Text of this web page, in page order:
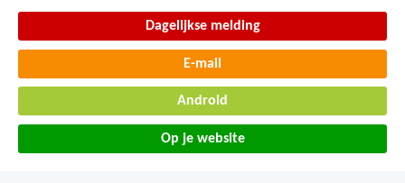
Dagelijkse melding
E-mail
Android
Op je website